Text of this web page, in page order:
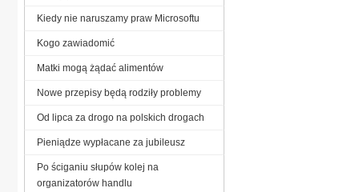
Kiedy nie naruszamy praw Microsoftu
Kogo zawiadomić
Matki mogą żądać alimentów
Nowe przepisy będą rodziły problemy
Od lipca za drogo na polskich drogach
Pieniądze wypłacane za jubileusz
Po ściganiu słupów kolej na
organizatorów handlu